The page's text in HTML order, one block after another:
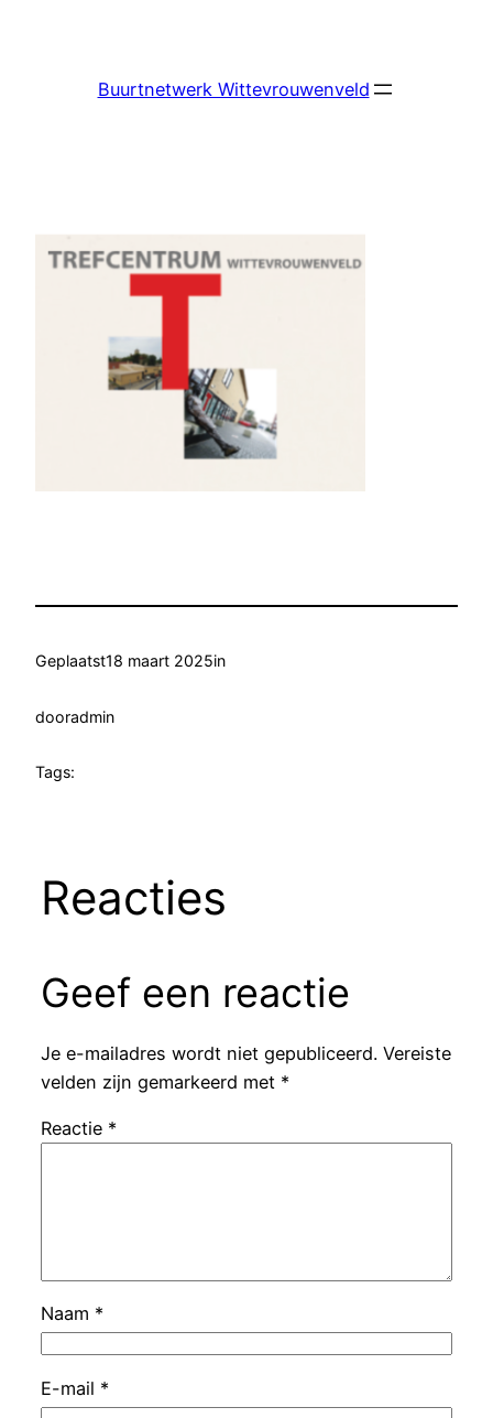
Buurtnetwerk Wittevrouwenveld
Geplaatst18 maart 2025in
dooradmin
Tags:
Reacties
Geef een reactie
Je e-mailadres wordt niet gepubliceerd. Vereiste
velden zijn gemarkeerd met *
Reactie *
Naam *
E-mail *